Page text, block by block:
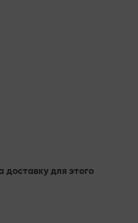
доставку для этого